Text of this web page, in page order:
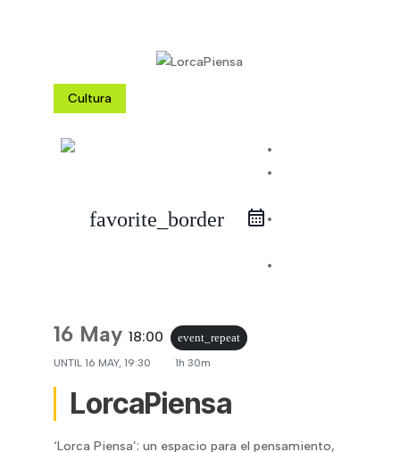
Cultura
favorite_border
16 May 18:00
event_repeat
UNTIL 16 MAY, 19:30 1h 30m
LorcaPiensa
‘Lorca Piensa’: un espacio para el pensamiento,